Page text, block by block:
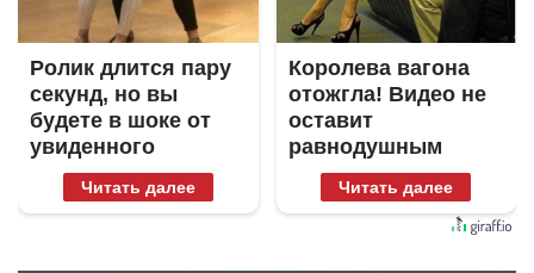
Ролик длится пару
секунд, но вы
будете в шоке от
увиденного
Читать далее
Королева вагона
отожгла! Видео не
оставит
равнодушным
Читать далее